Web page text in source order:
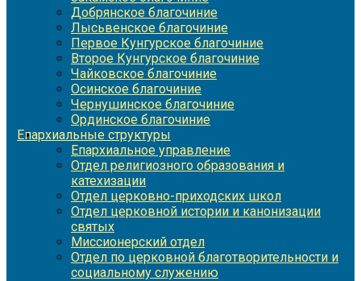
Добрянское благочиние
Лысьвенское благочиние
Первое Кунгурское благочиние
Второе Кунгурское благочиние
Чайковское благочиние
Осинское благочиние
Чернушинское благочиние
Ординское благочиние
Епархиальные структуры
Епархиальное управление
Отдел религиозного образования и
катехизации
Отдел церковно-приходских школ
Отдел церковной истории и канонизации
святых
Миссионерский отдел
Отдел по церковной благотворительности и
социальному служению